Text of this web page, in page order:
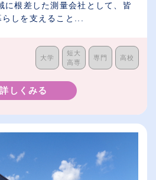
に根差した測量会社として、皆
しを支えること...
大学
短大
高専
専門 高校
詳しくみる